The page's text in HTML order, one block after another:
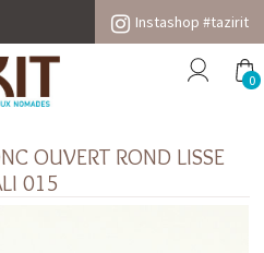
Instashop #tazirit
0
OUVERT ROND LISSE
015